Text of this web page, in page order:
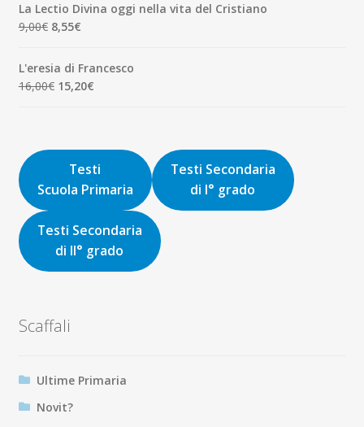
era:
8,00€.
è:
La Lectio Divina oggi nella vita del Cristiano
9,00€ Il
originale
era:
9,00€.
8,55€Il
attuale
è:
L'eresia di Francesco
16,00€ Il
15,20€Il
15,20€.
Testi
Scuola Primaria
Testi Secondaria
di I° grado
Testi Secondaria
di II° grado
Scaffali
Ultime Primaria
Novit?